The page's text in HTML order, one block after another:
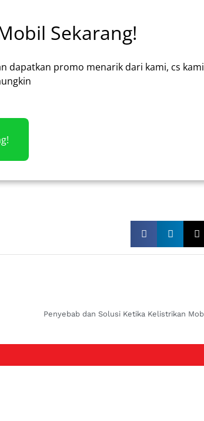
Sekarang!
dapatkan promo menarik dari kami, cs kami